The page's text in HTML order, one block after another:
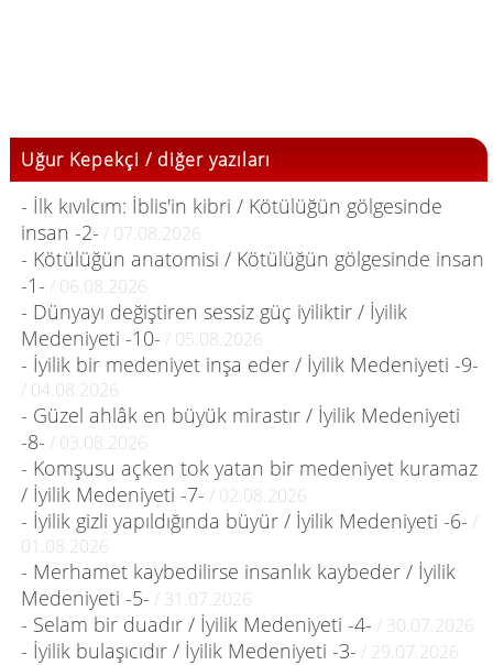
Uğur Kepekçi / diğer yazıları
- İlk kıvılcım: İblis'in kibri / Kötülüğün gölgesinde
insan -2- / 07.08.2026
- Kötülüğün anatomisi / Kötülüğün gölgesinde insan
-1- / 06.08.2026
- Dünyayı değiştiren sessiz güç iyiliktir / İyilik
Medeniyeti -10- / 05.08.2026
- İyilik bir medeniyet inşa eder / İyilik Medeniyeti -9-
/ 04.08.2026
- Güzel ahlâk en büyük mirastır / İyilik Medeniyeti
-8- / 03.08.2026
- Komşusu açken tok yatan bir medeniyet kuramaz
/ İyilik Medeniyeti -7- / 02.08.2026
- İyilik gizli yapıldığında büyür / İyilik Medeniyeti -6- /
01.08.2026
- Merhamet kaybedilirse insanlık kaybeder / İyilik
Medeniyeti -5- / 31.07.2026
- Selam bir duadır / İyilik Medeniyeti -4- / 30.07.2026
- İyilik bulaşıcıdır / İyilik Medeniyeti -3- / 29.07.2026